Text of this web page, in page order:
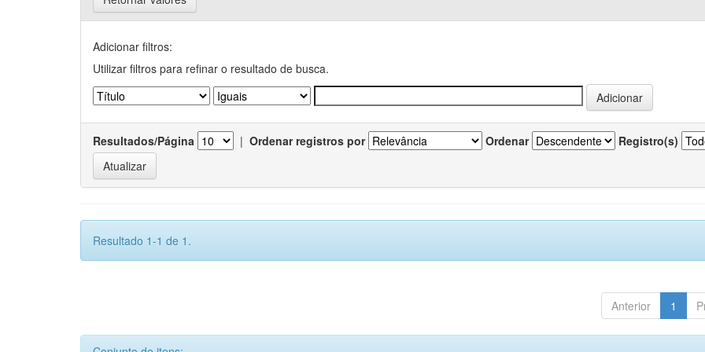
Adicionar filtros:
Utilizar filtros para refinar o resultado de busca.
Resultados/Página | Ordenar registros por Ordenar Registro(s)
Resultado 1-1 de 1.
Anterior 1